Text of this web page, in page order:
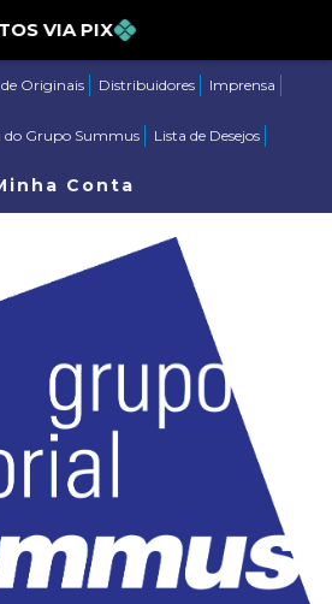
VIA PIX
Originais Distribuidores Imprensa
do Grupo Summus Lista de Desejos
Conta